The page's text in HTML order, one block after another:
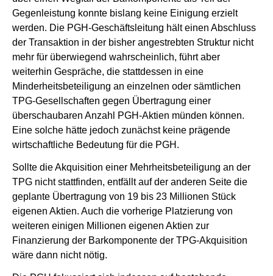
Gegenleistung konnte bislang keine Einigung erzielt
werden. Die PGH-Geschäftsleitung hält einen Abschluss
der Transaktion in der bisher angestrebten Struktur nicht
mehr für überwiegend wahrscheinlich, führt aber
weiterhin Gespräche, die stattdessen in eine
Minderheitsbeteiligung an einzelnen oder sämtlichen
TPG-Gesellschaften gegen Übertragung einer
überschaubaren Anzahl PGH-Aktien münden können.
Eine solche hätte jedoch zunächst keine prägende
wirtschaftliche Bedeutung für die PGH.
Sollte die Akquisition einer Mehrheitsbeteiligung an der
TPG nicht stattfinden, entfällt auf der anderen Seite die
geplante Übertragung von 19 bis 23 Millionen Stück
eigenen Aktien. Auch die vorherige Platzierung von
weiteren einigen Millionen eigenen Aktien zur
Finanzierung der Barkomponente der TPG-Akquisition
wäre dann nicht nötig.